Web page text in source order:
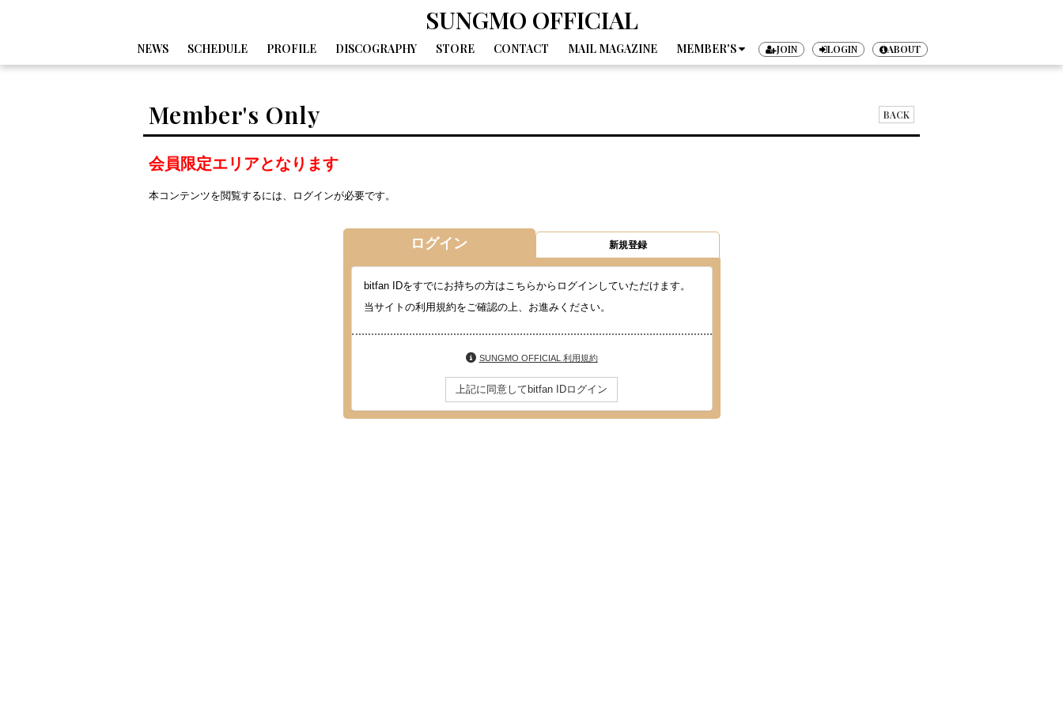
SUNGMO OFFICIAL
NEWS SCHEDULE PROFILE DISCOGRAPHY STORE CONTACT MAIL MAGAZINE MEMBER'S JOIN LOGIN ABOUT
Member's Only BACK
会員限定エリアとなります
本コンテンツを閲覧するには、ログインが必要です。
ログイン 新規登録
bitfan IDをすでにお持ちの方はこちらからログインしていただけます。
当サイトの利用規約をご確認の上、お進みください。
SUNGMO OFFICIAL 利用規約
上記に同意してbitfan IDログイン